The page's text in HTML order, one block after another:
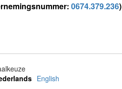
0674.379.236)
English